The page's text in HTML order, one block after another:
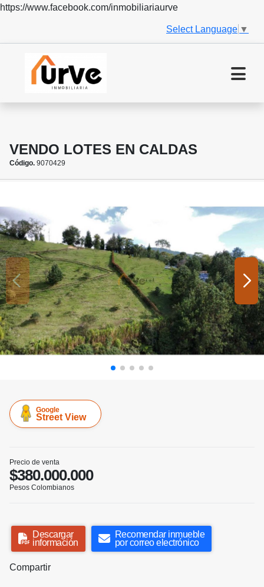
https://www.facebook.com/inmobiliariaurve
Select Language ▼
VENDO LOTES EN CALDAS
Código. 9070429
Google
Street View
Precio de venta
$380.000.000
Pesos Colombianos
Descargar
información
Recomendar inmueble
por correo electrónico
Compartir